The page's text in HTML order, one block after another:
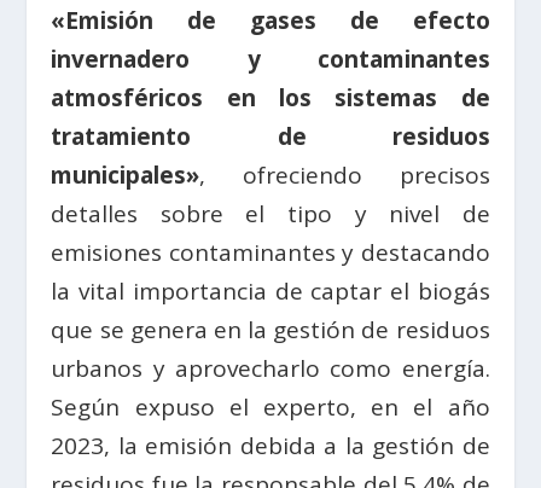
«Emisión de gases de efecto
invernadero y contaminantes
atmosféricos en los sistemas de
tratamiento de residuos
municipales», ofreciendo precisos
detalles sobre el tipo y nivel de
emisiones contaminantes y destacando
la vital importancia de captar el biogás
que se genera en la gestión de residuos
urbanos y aprovecharlo como energía.
Según expuso el experto, en el año
2023, la emisión debida a la gestión de